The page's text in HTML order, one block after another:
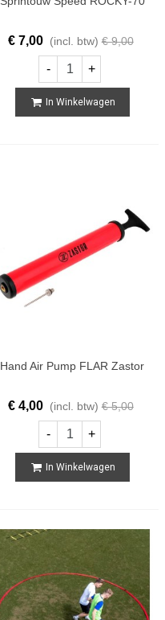
€ 7,00 (incl. btw) € 9,00
- +
In Winkelwagen
Hand Air Pump FLAR Zastor
€ 4,00 (incl. btw) € 5,00
- +
In Winkelwagen